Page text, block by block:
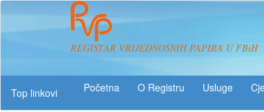
REGISTAR VRIJEDNOSNIH PAPIRA U FBiH
Top linkovi
O Registru Usluge